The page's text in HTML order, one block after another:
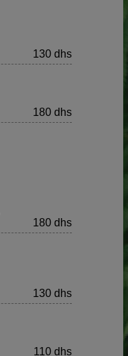
130 dhs
180 dhs
180 dhs
130 dhs
110 dhs